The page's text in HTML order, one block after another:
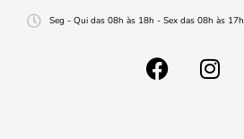
Seg - Qui das 08h às 18h - Sex das 08h às 17h